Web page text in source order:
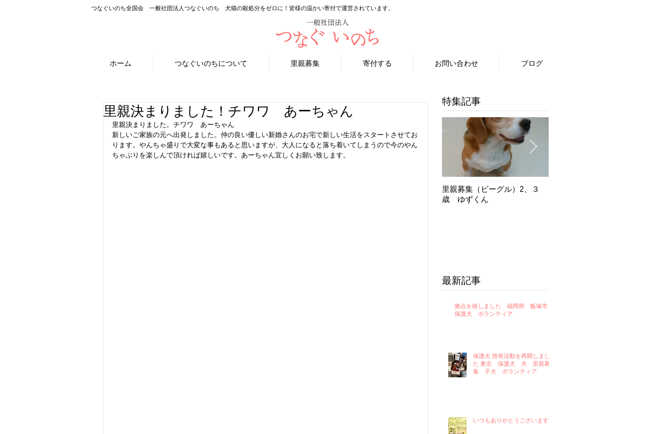
つなぐいのち全国会 一般社団法人つなぐいのち 犬猫の殺処分をゼロに！皆様の温かい寄付で運営されています。
ホーム つなぐいのちについて 里親募集 寄付する お問い合わせ ブログ
里親決まりました！チワワ あーちゃん
里親決まりました。チワワ　あーちゃん
新しいご家族の元へ出発しました。仲の良い優しい新婚さんのお宅で新しい生活をスタートさせてお
ります。やんちゃ盛りで大変な事もあると思いますが、大人になると落ち着いてしまうので今のやん
ちゃぶりを楽しんで頂ければ嬉しいです。あーちゃん宜しくお願い致します。
特集記事
里親募集（ビーグル）2、３
歳 ゆずくん
最新記事
拠点を移しました 福岡県 飯塚市
保護犬 ボランティア
保護犬 啓発活動を再開しまし
た 東京 保護犬 犬 里親募
集 子犬 ボランティア
いつもありがとうございます！